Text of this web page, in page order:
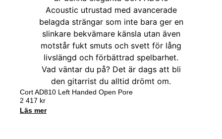
Cort AD810 Left Handed Open Pore
2 417 kr
Läs mer